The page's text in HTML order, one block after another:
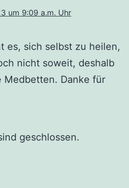
um 9:09 a.m. Uhr
es, sich selbst zu heilen,
nicht soweit, deshalb
Medbetten. Danke für
geschlossen.